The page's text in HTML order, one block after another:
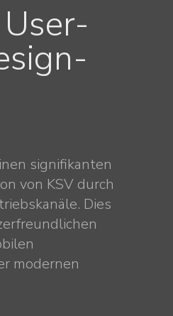
signifikanten
von KSV durch
Dies
modernen